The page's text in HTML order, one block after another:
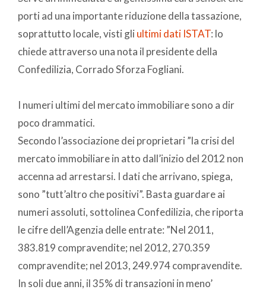
porti ad una importante riduzione della tassazione,
soprattutto locale, visti gli ultimi dati ISTAT: lo
chiede attraverso una nota il presidente della
Confedilizia, Corrado Sforza Fogliani.
I numeri ultimi del mercato immobiliare sono a dir
poco drammatici.
Secondo l’associazione dei proprietari ”la crisi del
mercato immobiliare in atto dall’inizio del 2012 non
accenna ad arrestarsi. I dati che arrivano, spiega,
sono ”tutt’altro che positivi”. Basta guardare ai
numeri assoluti, sottolinea Confedilizia, che riporta
le cifre dell’Agenzia delle entrate: ”Nel 2011,
383.819 compravendite; nel 2012, 270.359
compravendite; nel 2013, 249.974 compravendite.
In soli due anni, il 35% di transazioni in meno’